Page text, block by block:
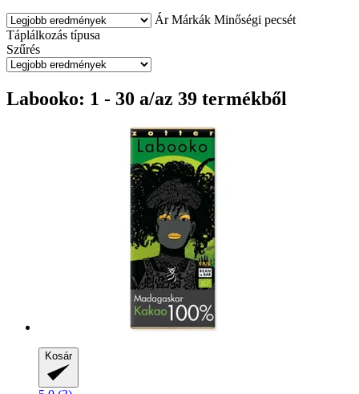
Ár Márkák Minőségi pecsét
Táplálkozás típusa
Szűrés
Labooko: 1 - 30 a/az 39 termékből
Kosár